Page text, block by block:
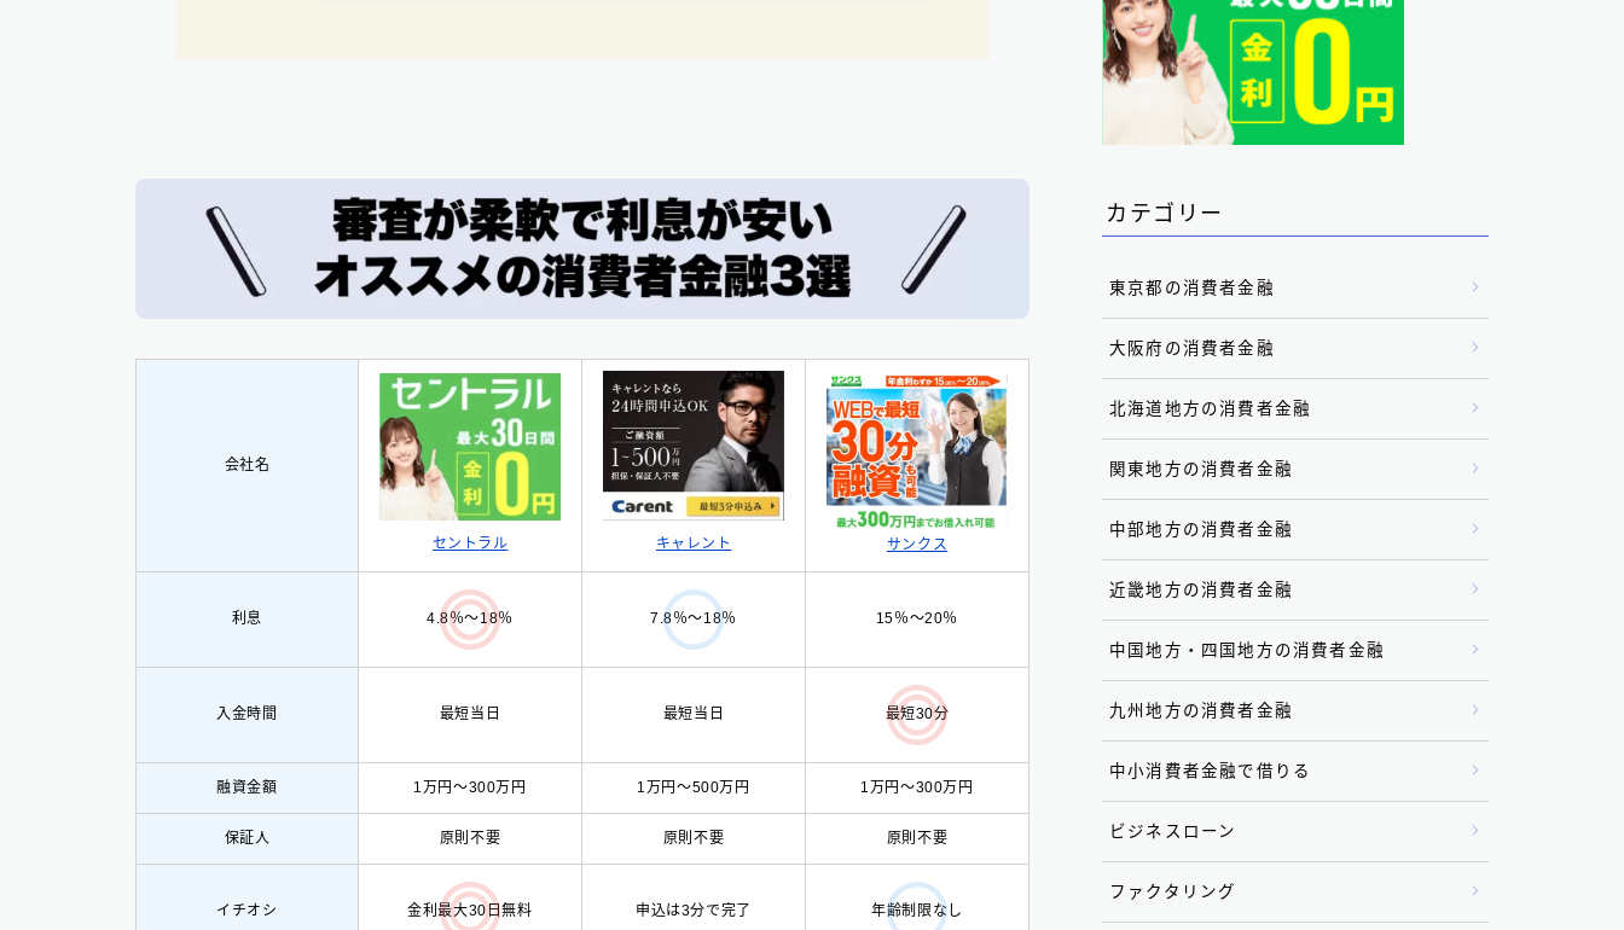
会社名
セントラル キャレント サンクス
利息 4.8％〜18％ 7.8％〜18％ 15％〜20％
入金時間 最短当日 最短当日 最短30分
融資金額 1万円〜300万円 1万円〜500万円 1万円〜300万円
保証人 原則不要 原則不要 原則不要
イチオシ 金利最大30日無料 申込は3分で完了 年齢制限なし
カテゴリー
東京都の消費者金融
大阪府の消費者金融
北海道地方の消費者金融
関東地方の消費者金融
中部地方の消費者金融
近畿地方の消費者金融
中国地方・四国地方の消費者金融
九州地方の消費者金融
中小消費者金融で借りる
ビジネスローン
ファクタリング